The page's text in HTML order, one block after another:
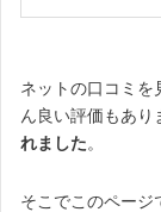
ネットの口コミを
ん良い評価もあり
れました。
そこでこのページ